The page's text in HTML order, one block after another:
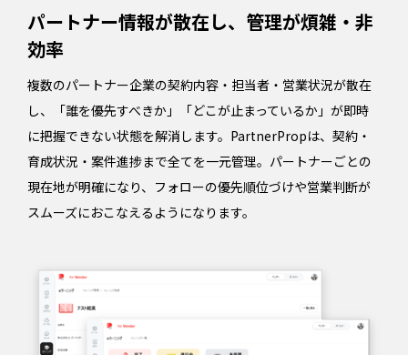
パートナー情報が散在し、管理が煩雑・非
効率
複数のパートナー企業の契約内容・担当者・営業状況が散在
し、「誰を優先すべきか」「どこが止まっているか」が即時
に把握できない状態を解消します。PartnerPropは、契約・
育成状況・案件進捗まで全てを一元管理。パートナーごとの
現在地が明確になり、フォローの優先順位づけや営業判断が
スムーズにおこなえるようになります。